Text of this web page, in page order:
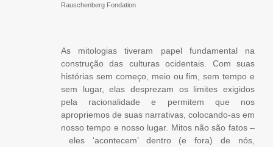
Rauschenberg Fondation
As mitologias tiveram papel fundamental na
construção das culturas ocidentais. Com suas
histórias sem começo, meio ou fim, sem tempo e
sem lugar, elas desprezam os limites exigidos
pela racionalidade e permitem que nos
apropriemos de suas narrativas, colocando-as em
nosso tempo e nosso lugar. Mitos não são fatos –
eles ‘acontecem’ dentro (e fora) de nós,